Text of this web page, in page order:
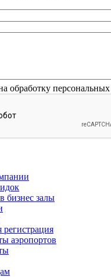
обработку
бизнес залы
регистрация
аэропортов